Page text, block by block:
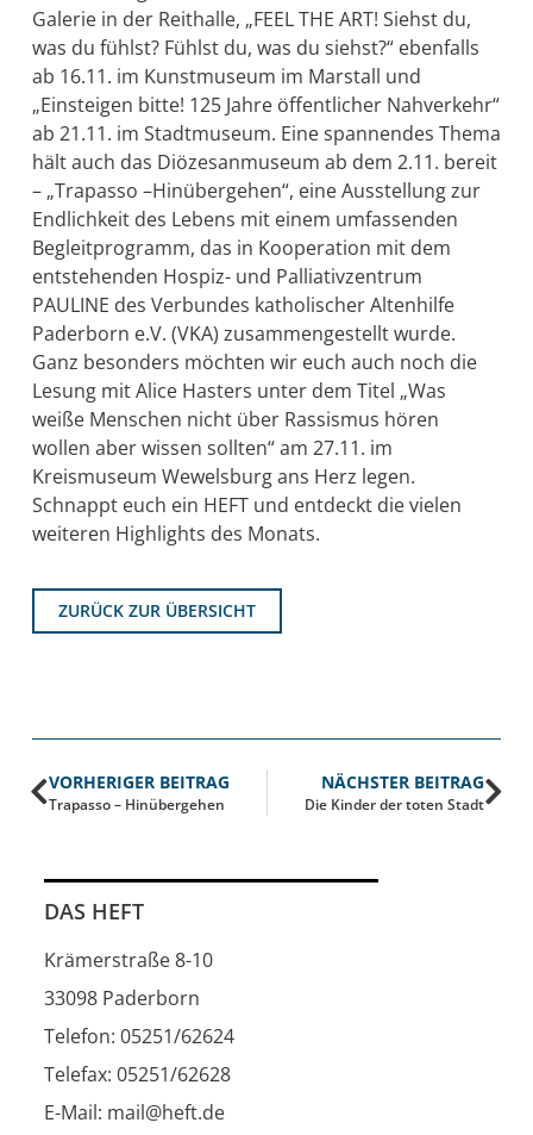
Galerie in der Reithalle, „FEEL THE ART! Siehst du,
was du fühlst? Fühlst du, was du siehst?“ ebenfalls
ab 16.11. im Kunstmuseum im Marstall und
„Einsteigen bitte! 125 Jahre öffentlicher Nahverkehr“
ab 21.11. im Stadtmuseum. Eine spannendes Thema
hält auch das Diözesanmuseum ab dem 2.11. bereit
– „Trapasso –Hinübergehen“, eine Ausstellung zur
Endlichkeit des Lebens mit einem umfassenden
Begleitprogramm, das in Kooperation mit dem
entstehenden Hospiz- und Palliativzentrum
PAULINE des Verbundes katholischer Altenhilfe
Paderborn e.V. (VKA) zusammengestellt wurde.
Ganz besonders möchten wir euch auch noch die
Lesung mit Alice Hasters unter dem Titel „Was
weiße Menschen nicht über Rassismus hören
wollen aber wissen sollten“ am 27.11. im
Kreismuseum Wewelsburg ans Herz legen.
Schnappt euch ein HEFT und entdeckt die vielen
weiteren Highlights des Monats.
ZURÜCK ZUR ÜBERSICHT
VORHERIGER BEITRAG
Trapasso – Hinübergehen
NÄCHSTER BEITRAG
Die Kinder der toten Stadt
DAS HEFT
Krämerstraße 8-10
33098 Paderborn
Telefon: 05251/62624
Telefax: 05251/62628
E-Mail: mail@heft.de